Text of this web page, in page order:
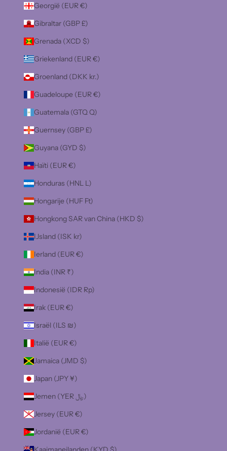
Georgië (EUR €)
Gibraltar (GBP £)
Grenada (XCD $)
Griekenland (EUR €)
Groenland (DKK kr.)
Guadeloupe (EUR €)
Guatemala (GTQ Q)
Guernsey (GBP £)
Guyana (GYD $)
Haïti (EUR €)
Honduras (HNL L)
Hongarije (HUF Ft)
Hongkong SAR van China (HKD $)
IJsland (ISK kr)
Ierland (EUR €)
India (INR ₹)
Indonesië (IDR Rp)
Irak (EUR €)
Israël (ILS ₪)
Italië (EUR €)
Jamaica (JMD $)
Japan (JPY ¥)
Jemen (YER ﷼)
Jersey (EUR €)
Jordanië (EUR €)